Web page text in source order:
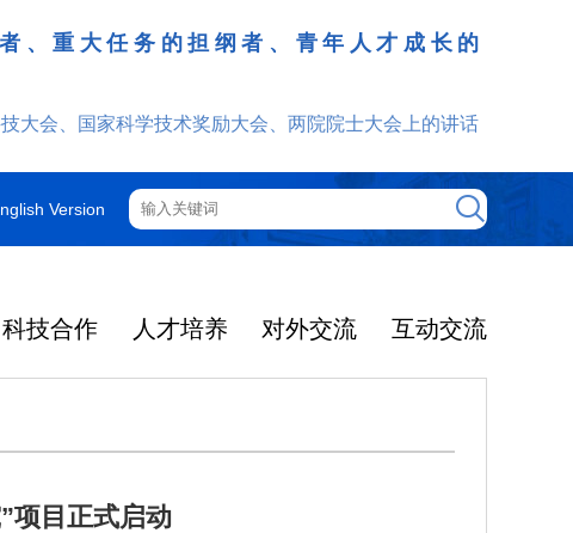
、重大任务的担纲者、青年人才成长的
大会、国家科学技术奖励大会、两院院士大会上的讲话
Version
科技合作 人才培养 对外交流 互动交流
项目正式启动